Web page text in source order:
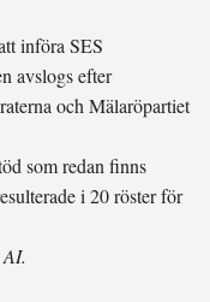
införa SES
avslogs efter
och Mälaröpartiet
som redan finns
i 20 röster för